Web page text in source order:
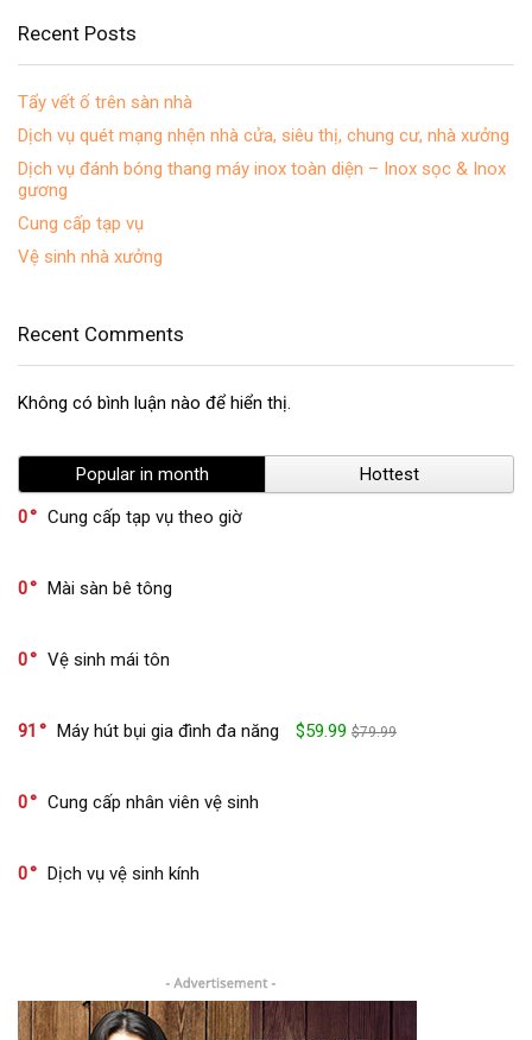
Recent Posts
Tẩy vết ố trên sàn nhà
Dịch vụ quét mạng nhện nhà cửa, siêu thị, chung cư, nhà xưởng
Dịch vụ đánh bóng thang máy inox toàn diện – Inox sọc & Inox
gương
Cung cấp tạp vụ
Vệ sinh nhà xưởng
Recent Comments
Không có bình luận nào để hiển thị.
Popular in month
Hottest
0
Cung cấp tạp vụ theo giờ
0 Mài sàn bê tông
0 Vệ sinh mái tôn
91 Máy hút bụi gia đình đa năng $59.99 $79.99
0 Cung cấp nhân viên vệ sinh
0 Dịch vụ vệ sinh kính